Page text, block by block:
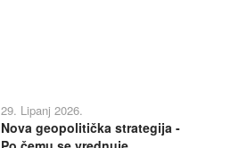
29. Lipanj 2026.
Nova geopolitička strategija -